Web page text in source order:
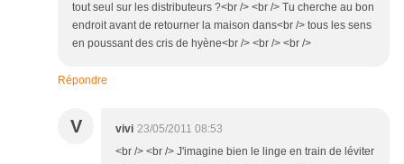
tout seul sur les distributeurs ?<br /> <br /> Tu cherche au bon
endroit avant de retourner la maison dans<br /> tous les sens
en poussant des cris de hyène<br /> <br /> <br />
Répondre
V vivi 23/05/2011 08:53
<br /> <br /> J'imagine bien le linge en train de léviter